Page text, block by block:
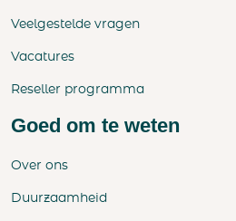
Veelgestelde vragen
Vacatures
Reseller programma
Goed om te weten
Over ons
Duurzaamheid